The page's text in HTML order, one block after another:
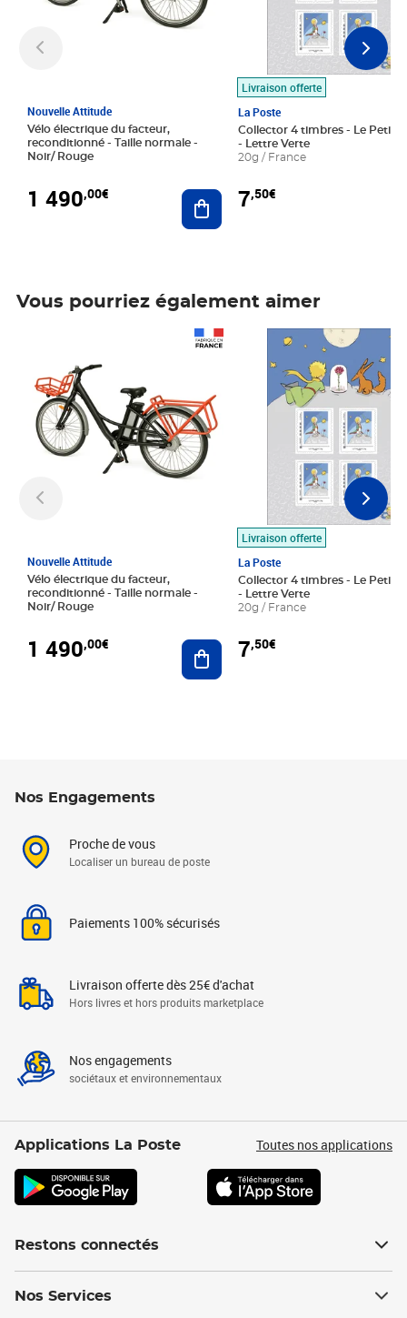
Nouvelle Attitude
Vélo électrique du facteur,
reconditionné - Taille normale -
Noir/ Rouge
1 490,00€ Ajouter au panier
Livraison offerte
La Poste
Collector 4 timbres - Le Petit
- Lettre Verte
20g / France
7,50€
Vous pourriez également aimer
Nouvelle Attitude
Vélo électrique du facteur,
reconditionné - Taille normale -
Noir/ Rouge
1 490,00€ Ajouter au panier
Livraison offerte
La Poste
Collector 4 timbres - Le Petit
- Lettre Verte
20g / France
7,50€
Prix 7,50€
Nos Engagements
Proche de vous
Localiser un bureau de poste
Paiements 100% sécurisés
Livraison offerte dès 25€ d'achat
Hors livres et hors produits marketplace
Nos engagements
sociétaux et environnementaux
Applications La Poste Toutes nos applications
Restons connectés
Nos Services